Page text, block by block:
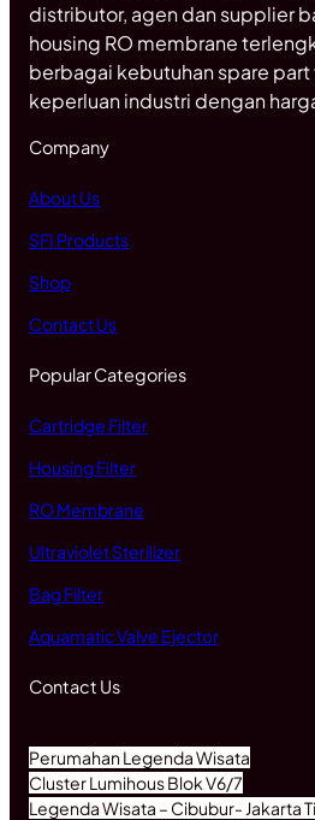
distributor, agen dan supplier
housing RO membrane
berbagai kebutuhan spare part
keperluan industri dengan
Company
About Us
SFI Products
Shop
Contact Us
Popular Categories
Cartridge Filter
Housing Filter
RO Membrane
Ultraviolet Sterilizer
Bag Filter
Aquamatic Valve Ejector
Contact Us
Perumahan Legenda Wisata
Cluster Lumihous Blok V6/7
Legenda Wisata – Cibubur- Jakarta